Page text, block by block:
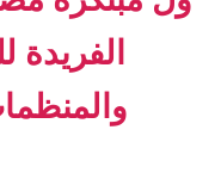
الفريدة